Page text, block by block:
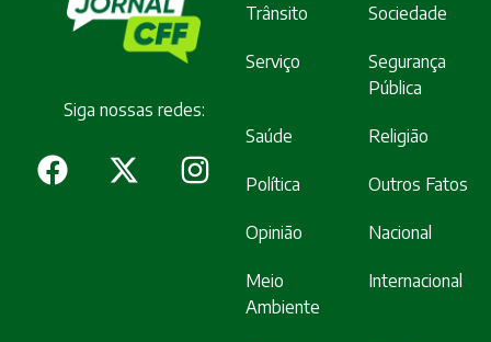
Siga nossas redes:
Trânsito Sociedade
Serviço
Segurança
Pública
Saúde Religião
Política Outros Fatos
Opinião Nacional
Meio
Ambiente
Internacional